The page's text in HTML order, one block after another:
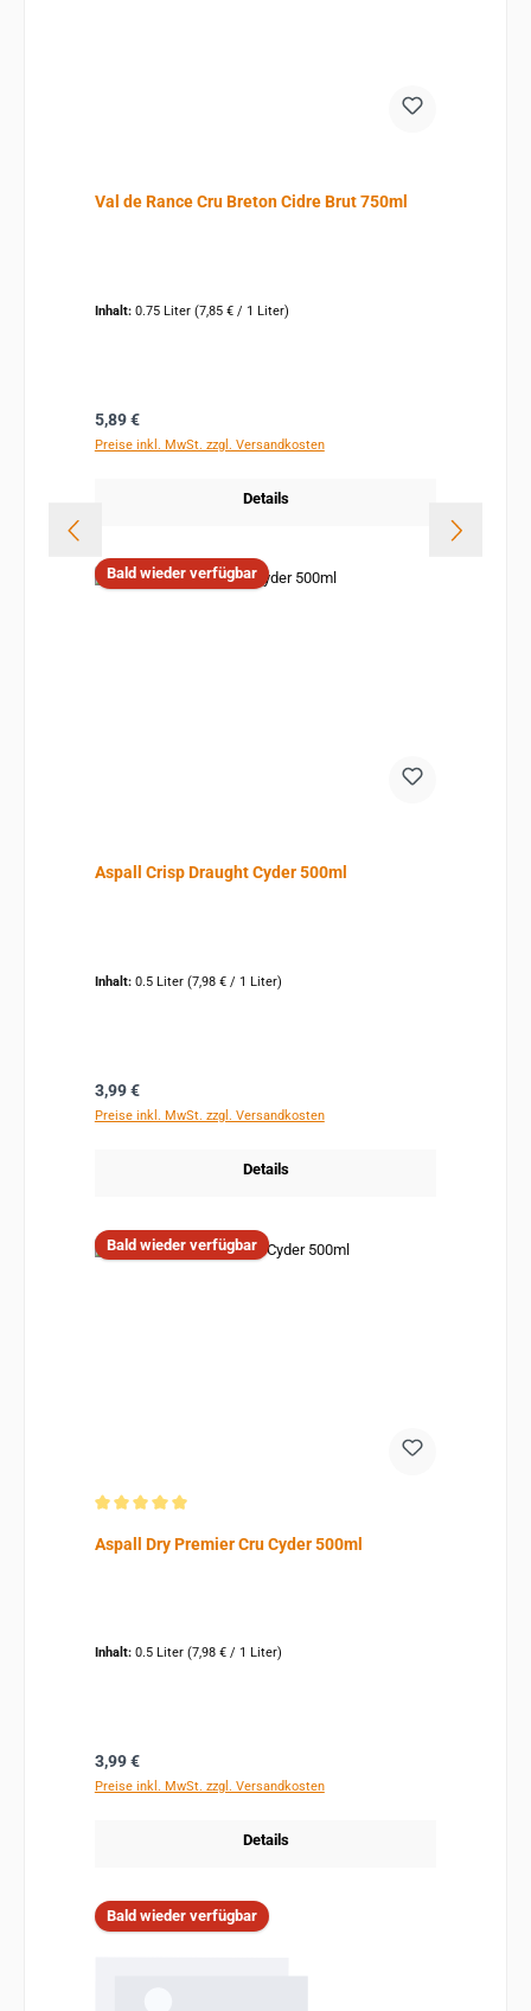
Val de Rance Cru Breton Cidre Brut 750ml
Inhalt: 0.75 Liter (7,85 € / 1 Liter)
Regulärer Preis:
5,89 €
Preise inkl. MwSt. zzgl. Versandkosten
Details
Bald wieder verfügbar
Aspall Crisp Draught Cyder 500ml
Inhalt: 0.5 Liter (7,98 € / 1 Liter)
Regulärer Preis:
3,99 €
Preise inkl. MwSt. zzgl. Versandkosten
Details
Bald wieder verfügbar
Aspall Dry Premier Cru Cyder 500ml
Inhalt: 0.5 Liter (7,98 € / 1 Liter)
Regulärer Preis:
3,99 €
Preise inkl. MwSt. zzgl. Versandkosten
Details
Bald wieder verfügbar